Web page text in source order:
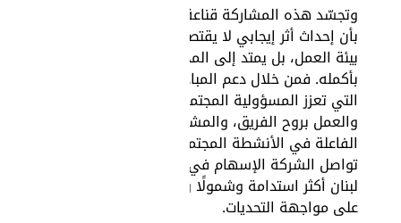
وتجسّد هذه المشاركة قناعة غزاوي
بأن إحداث أثر إيجابي لا يقتصر على
بيئة العمل، بل يمتد إلى المجتمع
بأكمله. فمن خلال دعم المبادرات
التي تعزز المسؤولية المجتمعية،
والعمل بروح الفريق، والمشاركة
الفاعلة في الأنشطة المجتمعية،
تواصل الشركة الإسهام في بناء
لبنان أكثر استدامة وشمولًا وقدرة
على مواجهة التحديات.